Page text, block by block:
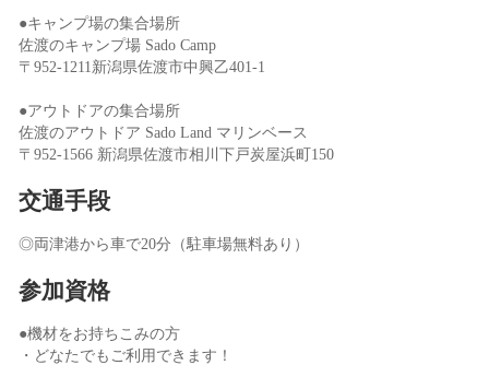
●キャンプ場の集合場所
佐渡のキャンプ場 Sado Camp
〒952-1211新潟県佐渡市中興乙401-1
●アウトドアの集合場所
佐渡のアウトドア Sado Land マリンベース
〒952-1566 新潟県佐渡市相川下戸炭屋浜町150
交通手段
◎両津港から車で20分（駐車場無料あり）
参加資格
●機材をお持ちこみの方
・どなたでもご利用できます！